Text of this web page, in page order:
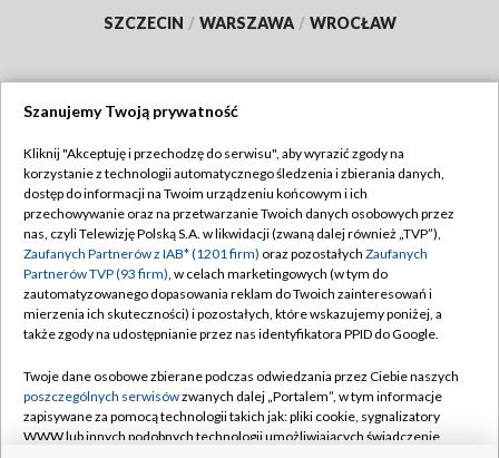
SZCZECIN / WARSZAWA / WROCŁAW
TVP
Abonament TVP
Emisja w TVP
Centrum informacji TVP
Naziemna Telewizja Cyfrowa
Rada Programowa
System NOS
Regulamin TVP
Polityka prywatności
Moje zgody
Pomoc
Kontakt
Szanujemy Twoją prywatność
Kliknij "Akceptuję i przechodzę do serwisu", aby wyrazić zgody na
korzystanie z technologii automatycznego śledzenia i zbierania danych,
dostęp do informacji na Twoim urządzeniu końcowym i ich
przechowywanie oraz na przetwarzanie Twoich danych osobowych przez
nas, czyli Telewizję Polską S.A. w likwidacji (zwaną dalej również „TVP”),
Zaufanych Partnerów z IAB* (1201 firm) oraz pozostałych Zaufanych
Partnerów TVP (93 firm), w celach marketingowych (w tym do
zautomatyzowanego dopasowania reklam do Twoich zainteresowań i
mierzenia ich skuteczności) i pozostałych, które wskazujemy poniżej, a
także zgody na udostępnianie przez nas identyfikatora PPID do Google.
Twoje dane osobowe zbierane podczas odwiedzania przez Ciebie naszych
poszczególnych serwisówzwanych dalej „Portalem”, w tym informacje
zapisywane za pomocą technologii takich jak: pliki cookie, sygnalizatory
WWW lub innych podobnych technologii umożliwiających świadczenie